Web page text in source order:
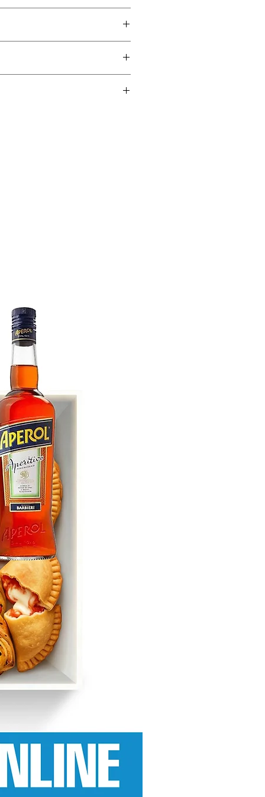
Dextrose, Emulgatoren:
von
Aromen.
Getreide,Eier,Mandeln,
1435kj / 3449kcal
Main (EU)